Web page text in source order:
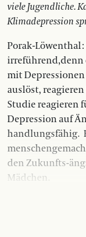
viele Jugendliche.
Klimadepression
Porak-Löwenthal
irreführend,denn
mit
auslöst,
Studie reagieren
Depression auf
handlungsfähig.
den Zukunfts-
Mädchen.